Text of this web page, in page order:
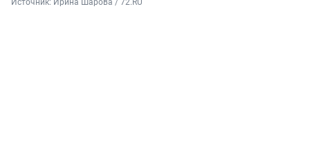
Источник: Ирина Шарова / 72.RU